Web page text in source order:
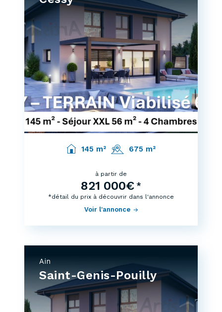
145 m² 675 m²
à partir de
821 000€ *
Voir l'annonce
*détail du prix à découvrir dans l'annonce
Ain
Saint-Genis-Pouilly